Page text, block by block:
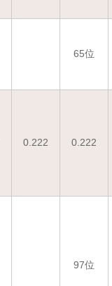
65位
0.222 0.222
97位